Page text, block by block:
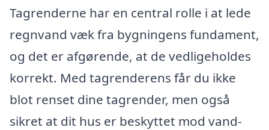
Tagrenderne har en central rolle i at lede
regnvand væk fra bygningens fundament,
og det er afgørende, at de vedligeholdes
korrekt. Med tagrenderens får du ikke
blot renset dine tagrender, men også
sikret at dit hus er beskyttet mod vand-